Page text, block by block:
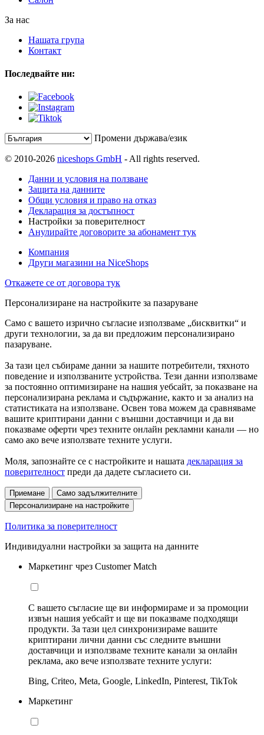
За нас
Нашата група
Контакт
Последвайте ни:
Промени държава/език
© 2010-2026 niceshops GmbH - All rights reserved.
Данни и условия на ползване
Защита на данните
Общи условия и право на отказ
Декларация за достъпност
Настройки за поверителност
Анулирайте договорите за абонамент тук
Компания
Други магазини на NiceShops
Откажете се от договора тук
Персонализиране на настройките за пазаруване
Само с вашето изрично съгласие използваме „бисквитки“ и
други технологии, за да ви предложим персонализирано
пазаруване.
За тази цел събираме данни за нашите потребители, тяхното
поведение и използваните устройства. Тези данни използваме
за постоянно оптимизиране на нашия уебсайт, за показване на
персонализирана реклама и съдържание, както и за анализ на
статистиката на използване. Освен това можем да сравняваме
вашите криптирани данни с външни доставчици и да ви
показваме оферти чрез техните онлайн рекламни канали — но
само ако вече използвате техните услуги.
Моля, запознайте се с настройките и нашата декларация за
поверителност преди да дадете съгласието си.
Приемане
Само задължителните
Персонализиране на настройките
Политика за поверителност
Индивидуални настройки за защита на данните
Маркетинг чрез Customer Match
С вашето съгласие ще ви информираме и за промоции
извън нашия уебсайт и ще ви показваме подходящи
продукти. За тази цел синхронизираме вашите
криптирани лични данни със следните външни
доставчици и използваме техните канали за онлайн
реклама, ако вече използвате техните услуги:
Bing, Criteo, Meta, Google, LinkedIn, Pinterest, TikTok
Маркетинг